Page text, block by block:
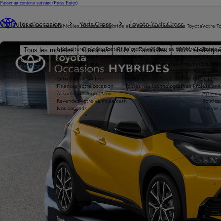
Passer au contenu suivant (Press Enter)
Véhicules neufs
Tous les modèles Citadines SUV & Familiales 100%
Nouvelle Aygo X
HYBRIDE
Véhicules d'occasion
Nos voitures d'occasion
Avantages Toyota Occasions
Réservez en ligne
Livraison près de chez vous
Offres et actualités
Financez votre occasion
Assurez votre occasion
Revendez votre véhicule cash
Nos conseils
Hybride et électrique
Toutes les motorisations
Hybride
Hybride Rechargeable
100% Électrique
Toutes nos technologies
Acheter une Toyota
Reprise de votre voiture
Offres du moment
Offres Après-
Offres Occasions
Offres
Votre
Toyota
Offres
Ma vie
Véhicules d'occasion Yaris Cross Toyota Yaris Cross